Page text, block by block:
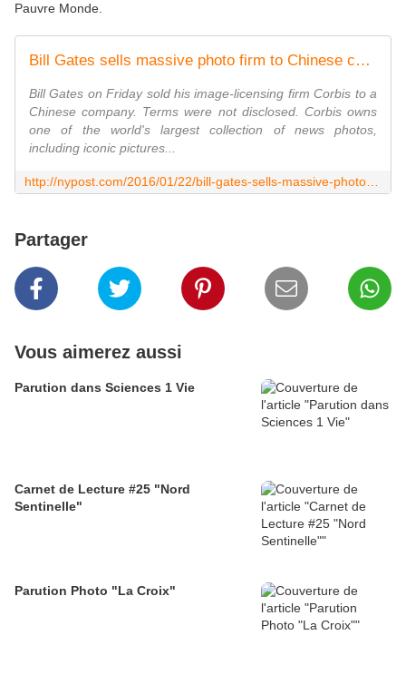
Pauvre Monde.
Bill Gates sells massive photo firm to Chinese company
Bill Gates on Friday sold his image-licensing firm Corbis to a
Chinese company. Terms were not disclosed. Corbis owns
one of the world's largest collection of news photos,
including iconic pictures...
Partager
Vous aimerez aussi
Parution dans Sciences 1 Vie
Carnet de Lecture #25 "Nord
Sentinelle"
Parution Photo "La Croix"